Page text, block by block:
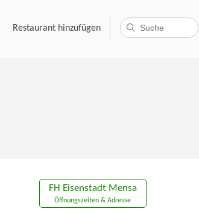
Restaurant hinzufügen
FH Eisenstadt Mensa
Öffnungszeiten & Adresse